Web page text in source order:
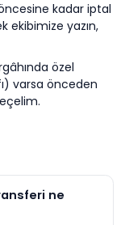
kadar iptal
ekibimize yazın,
özel
varsa önceden
ne